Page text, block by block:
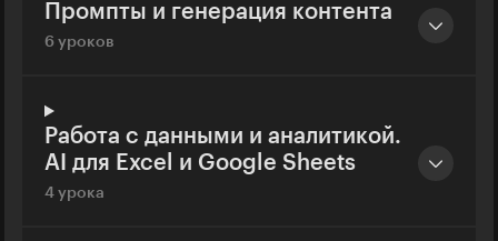
Промпты и генерация контента
6 уроков
Работа с данными и аналитикой.
AI для Excel и Google Sheets
4 урока